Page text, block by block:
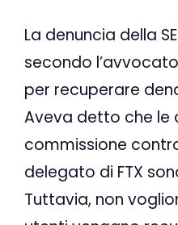
La denuncia della
secondo
per recuperare
Aveva detto che le
commissione
delegato di FTX
Tuttavia, non